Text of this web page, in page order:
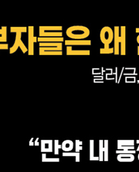
가는 현금흐름이다
금흐름의 종류
플로트